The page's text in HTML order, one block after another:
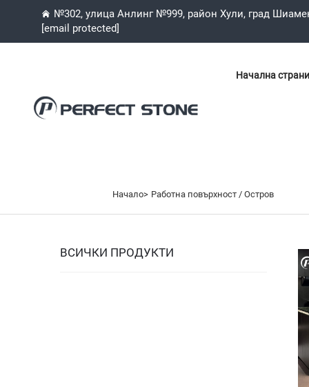
№302, улица Анлинг №999, район Хули, град
[email protected]
Начална
Начало> Работна повърхност / Остров
ВСИЧКИ ПРОДУКТИ